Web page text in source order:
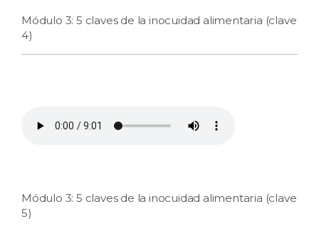
Módulo 3: 5 claves de la inocuidad alimentaria (clave
4)
Módulo 3: 5 claves de la inocuidad alimentaria (clave
5)